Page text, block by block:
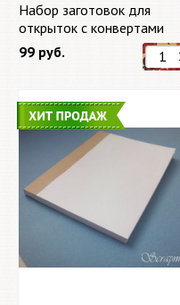
Набор заготовок для
открыток с конвертами
Старый мир (Old World) от
DCWV
99 руб.